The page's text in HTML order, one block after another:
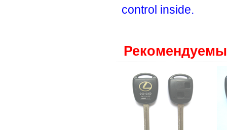
control inside.